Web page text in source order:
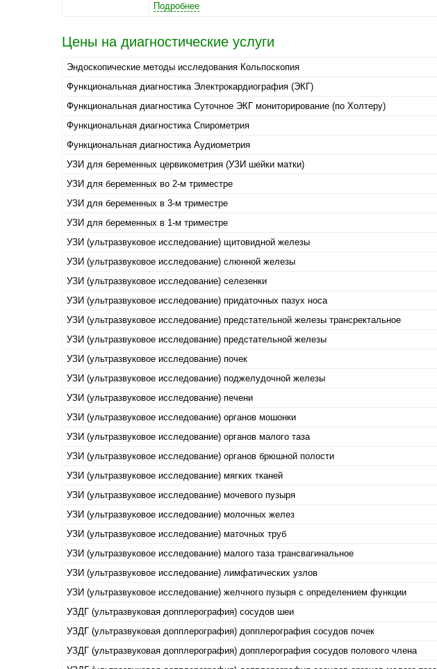
Подробнее
Цены на диагностические услуги
Эндоскопические методы исследования Кольпоскопия
Функциональная диагностика Электрокардиография (ЭКГ)
Функциональная диагностика Суточное ЭКГ мониторирование (по Холтеру)
Функциональная диагностика Спирометрия
Функциональная диагностика Аудиометрия
УЗИ для беременных цервикометрия (УЗИ шейки матки)
УЗИ для беременных во 2-м триместре
УЗИ для беременных в 3-м триместре
УЗИ для беременных в 1-м триместре
УЗИ (ультразвуковое исследование) щитовидной железы
УЗИ (ультразвуковое исследование) слюнной железы
УЗИ (ультразвуковое исследование) селезенки
УЗИ (ультразвуковое исследование) придаточных пазух носа
УЗИ (ультразвуковое исследование) предстательной железы трансректальное
УЗИ (ультразвуковое исследование) предстательной железы
УЗИ (ультразвуковое исследование) почек
УЗИ (ультразвуковое исследование) поджелудочной железы
УЗИ (ультразвуковое исследование) печени
УЗИ (ультразвуковое исследование) органов мошонки
УЗИ (ультразвуковое исследование) органов малого таза
УЗИ (ультразвуковое исследование) органов брюшной полости
УЗИ (ультразвуковое исследование) мягких тканей
УЗИ (ультразвуковое исследование) мочевого пузыря
УЗИ (ультразвуковое исследование) молочных желез
УЗИ (ультразвуковое исследование) маточных труб
УЗИ (ультразвуковое исследование) малого таза трансвагинальное
УЗИ (ультразвуковое исследование) лимфатических узлов
УЗИ (ультразвуковое исследование) желчного пузыря с определением функции
УЗДГ (ультразвуковая допплерография) сосудов шеи
УЗДГ (ультразвуковая допплерография) допплерография сосудов почек
УЗДГ (ультразвуковая допплерография) допплерография сосудов полового члена